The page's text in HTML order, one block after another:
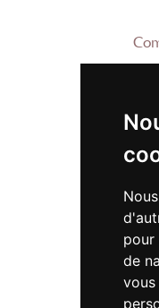
pour
de
vous